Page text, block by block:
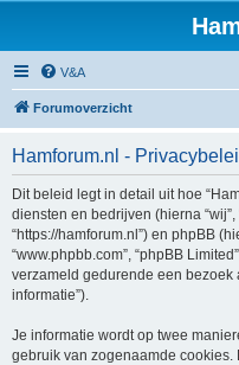
V&A
Forumoverzicht
Hamforum.nl -
Dit beleid legt in detail uit hoe
diensten en bedrijven (hierna “wij”,
“https://hamforum.nl”) en phpBB
“www.phpbb.com”, “phpBB
verzameld gedurende een bezoek
informatie”).
Je informatie wordt op twee
gebruik van zogenaamde cookies.